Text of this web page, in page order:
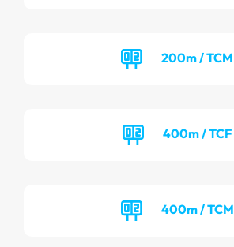
200m / TCM
400m / TCF
400m / TCM